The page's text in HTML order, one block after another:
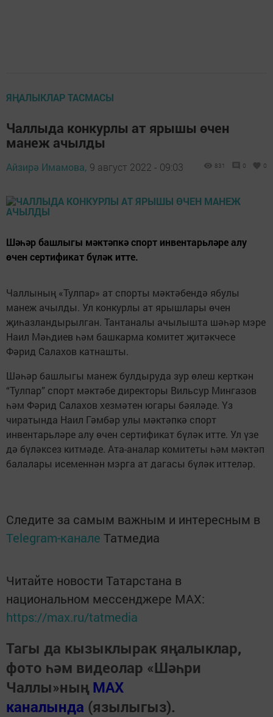
ЯҢАЛЫКЛАР ТАСМАСЫ
Чаллыда конкурлы ат ярышы өчен
манеж ачылды
Айзирә Имамова, 9 август 2022 - 09:03 831 0 0
Шәһәр башлыгы мәктәпкә спорт инвентарьләре алу
өчен сертификат бүләк итте.
Чаллының «Тулпар» ат спорты мәктәбендә ябулы
манеж ачылды. Ул конкурлы ат ярышлары өчен
җиһазландырылган. Тантаналы ачылышта шәһәр мэре
Наил Мәһдиев һәм башкарма комитет җитәкчесе
Фәрид Салахов катнашты.
Шәһәр башлыгы манеж булдыруда зур өлеш керткән
“Тулпар” спорт мәктәбе директоры Вильсур Мингазов
һәм Фәрид Салахов хезмәтен югары бәяләде. Үз
чиратында Наил Гәмбәр улы мәктәпкә спорт
инвентарьләре алу өчен сертификат бүләк итте. Ул үзе
дә бүләксез китмәде. Ата-аналар комитеты һәм мәктәп
балалары исеменнән мэрга ат дагасы бүләк иттеләр.
Следите за самым важным и интересным в
Telegram-канале Татмедиа
Читайте новости Татарстана в
национальном мессенджере MАХ:
https://max.ru/tatmedia
Тагы да кызыклырак яңалыклар,
фото һәм видеолар «Шәһри
Чаллы»ның MAX
каналында (язылыгыз).